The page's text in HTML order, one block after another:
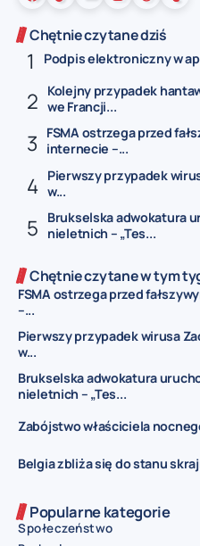
Chętnie czytane dziś
Podpis elektroniczny w
Kolejny przypadek
we Francji...
FSMA ostrzega przed
internecie –...
Pierwszy przypadek
w...
Brukselska adwokatura
nieletnich – „Tes...
Chętnie czytane w tym
FSMA ostrzega przed
–...
Pierwszy przypadek wirusa
w...
Brukselska adwokatura
nieletnich – „Tes...
Zabójstwo właściciela
Belgia zbliża się do stanu
Popularne kategorie
Społeczeństwo